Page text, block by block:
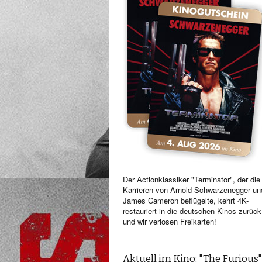
Der Actionklassiker "Terminator", der die
Karrieren von Arnold Schwarzenegger
James Cameron beflügelte, kehrt 4K-
restauriert in die deutschen Kinos zurück
und wir verlosen Freikarten!
Aktuell im Kino: "The Furious"